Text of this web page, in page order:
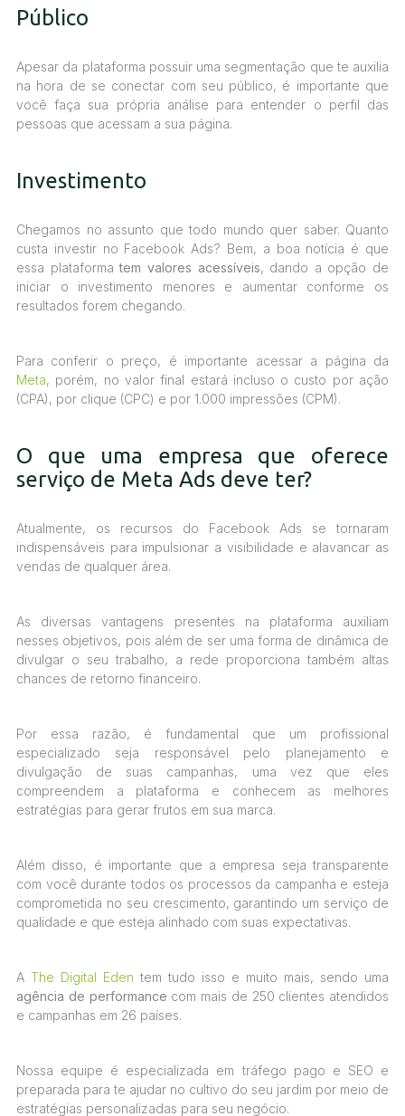
Público
Apesar da plataforma possuir uma segmentação que te auxilia
na hora de se conectar com seu público, é importante que
você faça sua própria análise para entender o perfil das
pessoas que acessam a sua página.
Investimento
Chegamos no assunto que todo mundo quer saber. Quanto
custa investir no Facebook Ads? Bem, a boa notícia é que
essa plataformatem valores acessíveis, dando a opção de
iniciar o investimento menores e aumentar conforme os
resultados forem chegando.
Para conferir o preço, é importante acessar a página da
Meta, porém, no valor final estará incluso o custo por ação
(CPA), por clique (CPC) e por 1.000 impressões (CPM).
O que uma empresa que oferece
serviço de Meta Ads deve ter?
Atualmente, os recursos do Facebook Ads se tornaram
indispensáveis para impulsionar a visibilidade e alavancar as
vendas de qualquer área.
As diversas vantagens presentes na plataforma auxiliam
nesses objetivos, pois além de ser uma forma de dinâmica de
divulgar o seu trabalho, a rede proporciona também altas
chances de retorno financeiro.
Por essa razão, é fundamental que um profissional
especializado seja responsável pelo planejamento e
divulgação de suas campanhas, uma vez que eles
compreendem a plataforma e conhecem as melhores
estratégias para gerar frutos em sua marca.
Além disso, é importante que a empresa seja transparente
com você durante todos os processos da campanha e esteja
comprometida no seu crescimento, garantindo um serviço de
qualidade e que esteja alinhado com suas expectativas.
A The Digital Eden tem tudo isso e muito mais, sendo uma
agência de performance com mais de 250 clientes atendidos
e campanhas em 26 países.
Nossa equipe é especializada em tráfego pago e SEO e
preparada para te ajudar no cultivo do seu jardim por meio de
estratégias personalizadas para seu negócio.